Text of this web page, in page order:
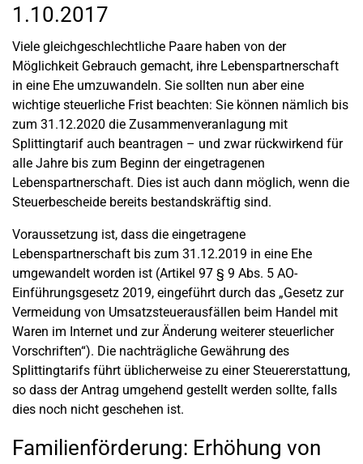
1.10.2017
Viele gleichgeschlechtliche Paare haben von der
Möglichkeit Gebrauch gemacht, ihre Lebenspartnerschaft
in eine Ehe umzuwandeln. Sie sollten nun aber eine
wichtige steuerliche Frist beachten: Sie können nämlich bis
zum 31.12.2020 die Zusammenveranlagung mit
Splittingtarif auch beantragen – und zwar rückwirkend für
alle Jahre bis zum Beginn der eingetragenen
Lebenspartnerschaft. Dies ist auch dann möglich, wenn die
Steuerbescheide bereits bestandskräftig sind.
Voraussetzung ist, dass die eingetragene
Lebenspartnerschaft bis zum 31.12.2019 in eine Ehe
umgewandelt worden ist (Artikel 97 § 9 Abs. 5 AO-
Einführungsgesetz 2019, eingeführt durch das „Gesetz zur
Vermeidung von Umsatzsteuerausfällen beim Handel mit
Waren im Internet und zur Änderung weiterer steuerlicher
Vorschriften“). Die nachträgliche Gewährung des
Splittingtarifs führt üblicherweise zu einer Steuererstattung,
so dass der Antrag umgehend gestellt werden sollte, falls
dies noch nicht geschehen ist.
Familienförderung: Erhöhung von